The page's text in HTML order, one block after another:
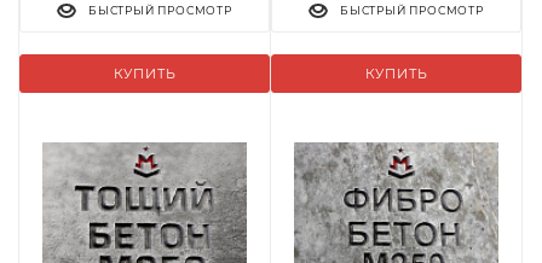
КУПИТЬ
БЫСТРЫЙ ПРОСМОТР
КУПИТЬ
БЫСТРЫЙ ПРОСМОТР